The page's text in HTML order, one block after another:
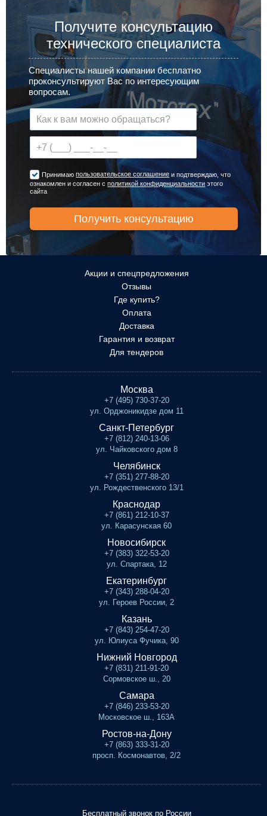
Получите консультацию
технического специалиста
Специалисты нашей компании бесплатно
проконсультируют Вас по интересующим
вопросам.
Принимаюпользовательское соглашение и подтверждаю, что
ознакомлен и согласен сполитикой конфиденциальности этого
сайта
Акции и спецпредложения
Отзывы
Где купить?
Оплата
Доставка
Гарантия и возврат
Для тендеров
Москва
+7 (495) 730-37-20
ул. Орджоникидзе дом 11
Санкт-Петербург
+7 (812) 240-13-06
ул. Чайковского дом 8
Челябинск
+7 (351) 277-88-20
ул. Рождественского 13/1
Краснодар
+7 (861) 212-10-37
ул. Карасунская 60
Новосибирск
+7 (383) 322-53-20
ул. Спартака, 12
Екатеринбург
+7 (343) 288-04-20
ул. Героев России, 2
Казань
+7 (843) 254-47-20
ул. Юлиуса Фучика, 90
Нижний Новгород
+7 (831) 211-91-20
Сормовское ш., 20
Самара
+7 (846) 233-53-20
Московское ш., 163А
Ростов-на-Дону
+7 (863) 333-31-20
просп. Космонавтов, 2/2
Бесплатный звонок по России